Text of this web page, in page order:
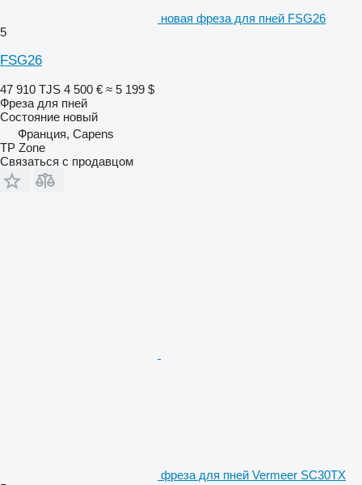
новая фреза для пней FSG26
5
FSG26
47 910 TJS 4 500 € ≈ 5 199 $
Фреза для пней
Состояние новый
Франция, Capens
TP Zone
Связаться с продавцом
фреза для пней Vermeer SC30TX